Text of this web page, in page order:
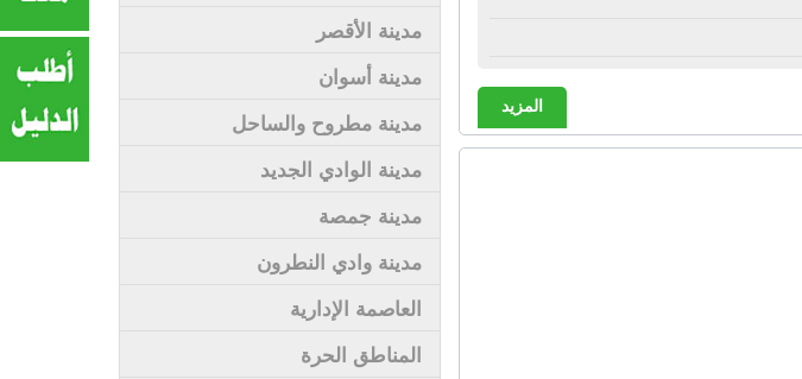
المزيد
مدينة الأقصر
مدينة أسوان
مدينة مطروح والساحل
مدينة الوادي الجديد
مدينة جمصة
مدينة وادي النطرون
العاصمة الإدارية
المناطق الحرة